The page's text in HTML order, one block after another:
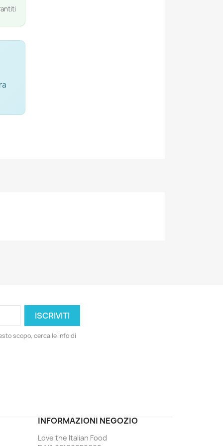
scopo, cerca le info di
INFORMAZIONI NEGOZIO
Love the Italian Food